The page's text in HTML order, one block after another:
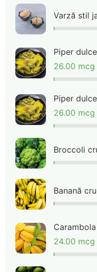
Varză stil
Piper
26.00 mcg
Piper
26.00 mcg
Broccoli
Banană
24.00 mcg